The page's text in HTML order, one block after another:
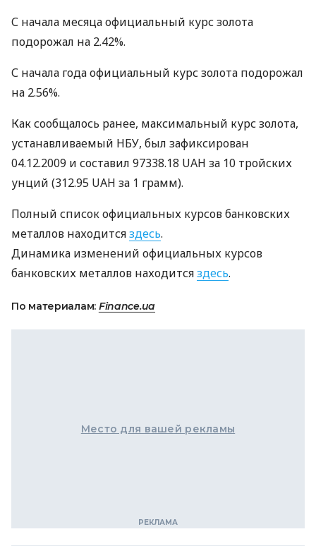
С начала месяца официальный курс золота
подорожал на 2.42%.
С начала года официальный курс золота подорожал
на 2.56%.
Как сообщалось ранее, максимальный курс золота,
устанавливаемый НБУ, был зафиксирован
04.12.2009 и составил 97338.18 UAH за 10 тройских
унций (312.95 UAH за 1 грамм).
Полный список официальных курсов банковских
металлов находитсяздесь.
Динамика изменений официальных курсов
банковских металлов находитсяздесь.
По материалам: Finance.ua
Место для вашей рекламы